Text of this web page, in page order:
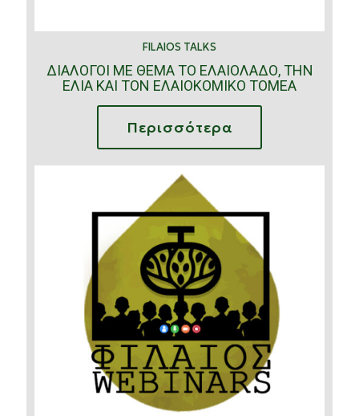
FILAIOS TALKS
ΔΙΑΛΟΓΟΙ ΜΕ ΘΕΜΑ ΤΟ ΕΛΑΙΟΛΑΔΟ, ΤΗΝ
ΕΛΙΑ ΚΑΙ ΤΟΝ ΕΛΑΙΟΚΟΜΙΚΟ ΤΟΜΕΑ
Περισσότερα